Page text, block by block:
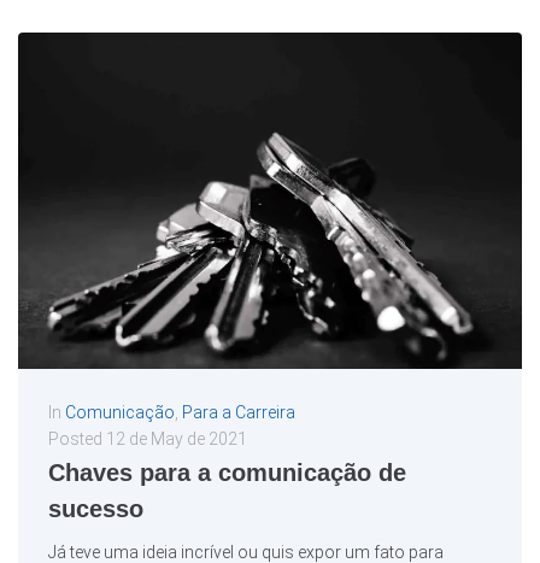
In Comunicação Para a Carreira
Posted 12 de May de 2021
Chaves para a comunicação de
sucesso
Já teve uma ideia incrível ou quis expor um fato para